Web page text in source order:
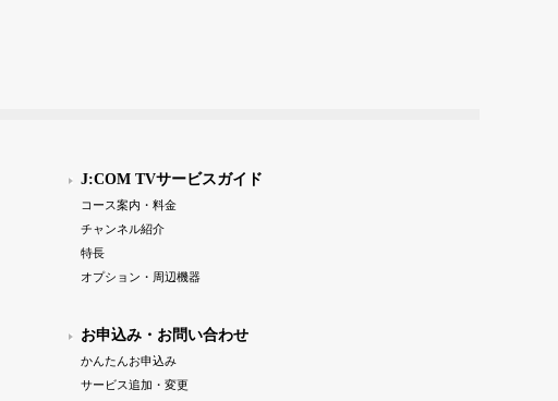
J:COM TVサービスガイド
コース案内・料金
チャンネル紹介
特長
オプション・周辺機器
お申込み・お問い合わせ
かんたんお申込み
サービス追加・変更